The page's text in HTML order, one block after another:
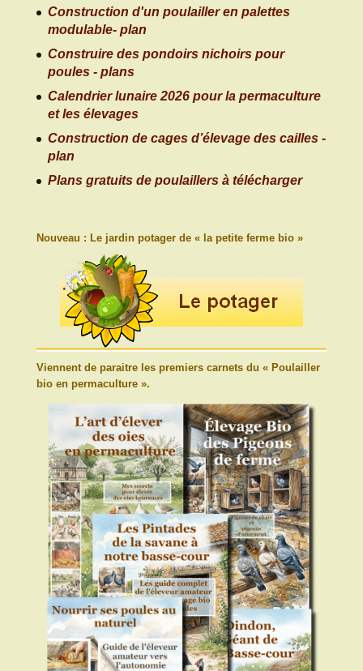
Construction d'un poulailler en palettes
modulable- plan
Construire des pondoirs nichoirs pour
poules - plans
Calendrier lunaire 2026 pour la permaculture
et les élevages
Construction de cages d’élevage des cailles -
plan
Plans gratuits de poulaillers à télécharger
Nouveau : Le jardin potager de « la petite ferme bio »
Viennent de paraitre les premiers carnets du « Poulailler
bio en permaculture ».